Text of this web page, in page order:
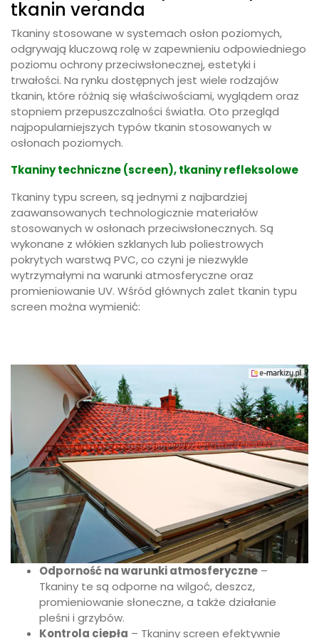
tkanin veranda
Tkaniny stosowane w systemach osłon poziomych,
odgrywają kluczową rolę w zapewnieniu odpowiedniego
poziomu ochrony przeciwsłonecznej, estetyki i
trwałości. Na rynku dostępnych jest wiele rodzajów
tkanin, które różnią się właściwościami, wyglądem oraz
stopniem przepuszczalności światła. Oto przegląd
najpopularniejszych typów tkanin stosowanych w
osłonach poziomych.
Tkaniny techniczne (screen), tkaniny refleksolowe
Tkaniny typu screen, są jednymi z najbardziej
zaawansowanych technologicznie materiałów
stosowanych w osłonach przeciwsłonecznych. Są
wykonane z włókien szklanych lub poliestrowych
pokrytych warstwą PVC, co czyni je niezwykle
wytrzymałymi na warunki atmosferyczne oraz
promieniowanie UV. Wśród głównych zalet tkanin typu
screen można wymienić:
Odporność na warunki atmosferyczne –
Tkaniny te są odporne na wilgoć, deszcz,
promieniowanie słoneczne, a także działanie
pleśni i grzybów.
Kontrola ciepła – Tkaniny screen efektywnie